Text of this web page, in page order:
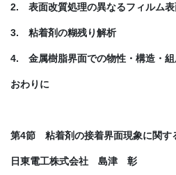
2. 表面改質処理の異なるフィルム表
3. 粘着剤の糊残り解析
4. 金属樹脂界面での物性・構造・組
おわりに
第4節 粘着剤の接着界面現象に関す
日東電工株式会社 島津 彰